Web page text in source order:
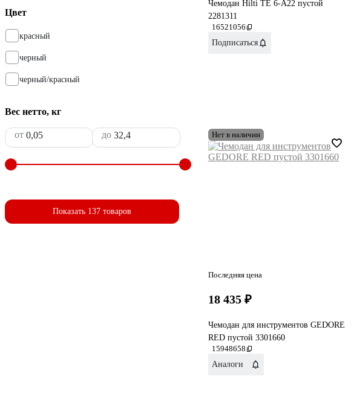
Цвет
красный
черный
черный/красный
Вес нетто, кг
от до
Показать 137 товаров
Чемодан Hilti TE 6-A22 пустой
2281311
16521056
Подписаться
Нет в наличии
Последняя цена
18 435 ₽
Чемодан для инструментов GEDORE
RED пустой 3301660
15948658
Аналоги